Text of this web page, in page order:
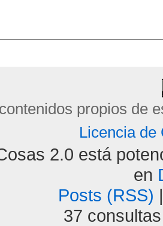
propios de
Licencia de
2.0 está
en
Posts (RSS)
37